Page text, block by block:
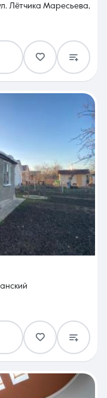
Лётчика Маресьева,